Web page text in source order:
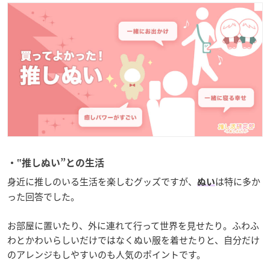
・‟推しぬい”との生活
身近に推しのいる生活を楽しむグッズですが、 ぬいは特に多か
った回答でした。
お部屋に置いたり、外に連れて行って世界を見せたり。ふわふ
わとかわいらしいだけではなくぬい服を着せたりと、自分だけ
のアレンジもしやすいのも人気のポイントです。